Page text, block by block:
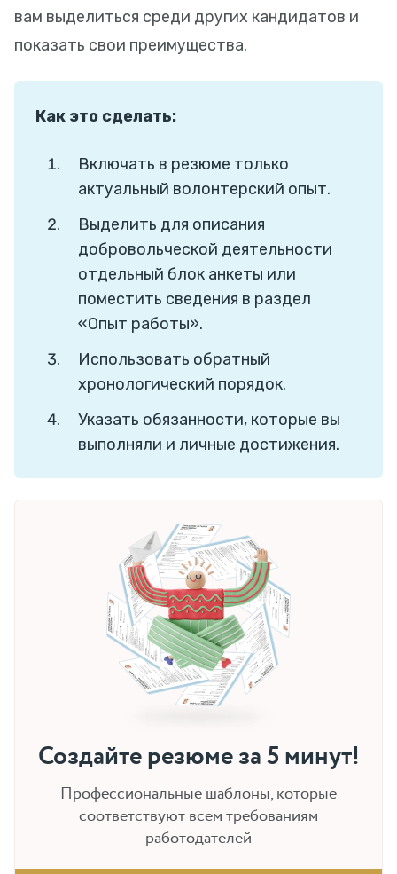
вам выделиться среди других кандидатов и
показать свои преимущества.
Как это сделать:
Включать в резюме только
актуальный волонтерский опыт.
Выделить для описания
добровольческой деятельности
отдельный блок анкеты или
поместить сведения в раздел
«Опыт работы».
Использовать обратный
хронологический порядок.
Указать обязанности, которые вы
выполняли и личные достижения.
Создайте резюме за 5 минут!
Профессиональные шаблоны, которые
соответствуют всем требованиям
работодателей